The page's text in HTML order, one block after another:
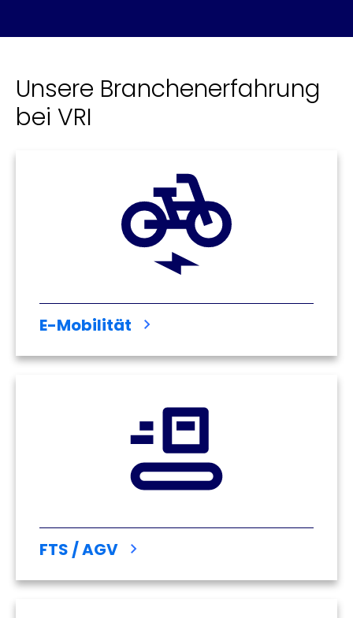
Unsere Branchenerfahrung
bei VRI
E-Mobilität
FTS / AGV